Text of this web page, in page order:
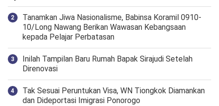
Tanamkan Jiwa Nasionalisme, Babinsa Koramil 0910-
10/Long Nawang Berikan Wawasan Kebangsaan
kepada Pelajar Perbatasan
Inilah Tampilan Baru Rumah Bapak Sirajudi Setelah
Direnovasi
Tak Sesuai Peruntukan Visa, WN Tiongkok Diamankan
dan Dideportasi Imigrasi Ponorogo